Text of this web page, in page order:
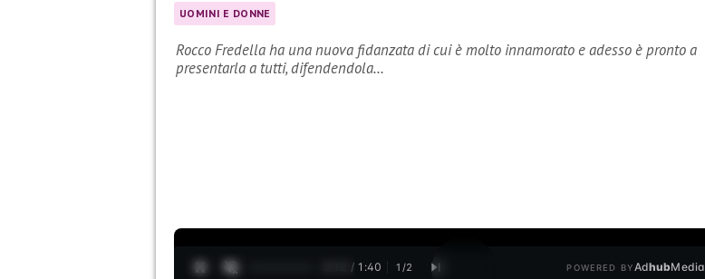
UOMINI E DONNE
Rocco Fredella ha una nuova fidanzata di cui è molto innamorato e adesso è pronto a
presentarla a tutti, difendendola…
0:13 / 1:40 1 /2 POWERED BYAdhubMedia